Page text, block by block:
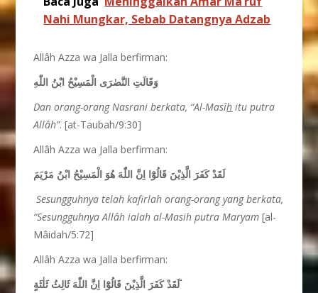
Nahi Mungkar, Sebab Datangnya Adzab
Allâh Azza wa Jalla berfirman:
وَقَالَتِ النَّصٰرَى الْمَسِيْحُ ابْنُ اللّٰهِ
Dan orang-orang Nasrani berkata, “Al-Masîh itu putra
Allâh”. [at-Taubah/9:30]
Allâh Azza wa Jalla berfirman:
لَقَدْ كَفَرَ الَّذِيْنَ قَالُوْٓا اِنَّ اللّٰهَ هُوَ الْمَسِيْحُ ابْنُ مَرْيَمَ
Sesungguhnya telah kafirlah orang-orang yang berkata,
“Sesungguhnya Allâh ialah al-Masih putra Maryam[al-
Mâidah/5:72]
Allâh Azza wa Jalla berfirman:
لَقَدْ كَفَرَ الَّذِيْنَ قَالُوْٓا اِنَّ اللّٰهَ ثَالِثُ ثَلٰثَةٍ ۘ